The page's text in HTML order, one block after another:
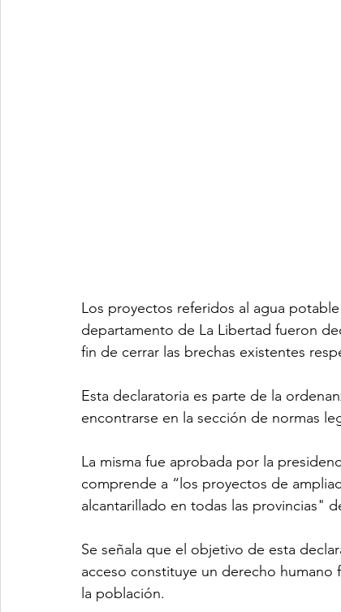
Los proyectos referidos al agua
departamento de La Libertad fueron
fin de cerrar las brechas existentes
Esta declaratoria es parte de la
encontrarse en la sección de normas
La misma fue aprobada por la
comprende a “los proyectos de
alcantarillado en todas las provincias"
Se señala que el objetivo de esta
acceso constituye un derecho
la población.